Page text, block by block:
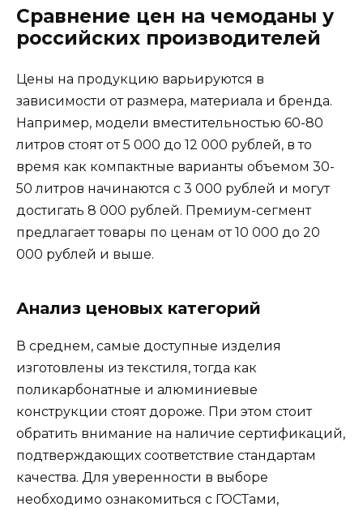
Сравнение цен на чемоданы у
российских производителей
Цены на продукцию варьируются в
зависимости от размера, материала и бренда.
Например, модели вместительностью 60-80
литров стоят от 5 000 до 12 000 рублей, в то
время как компактные варианты объемом 30-
50 литров начинаются с 3 000 рублей и могут
достигать 8 000 рублей. Премиум-сегмент
предлагает товары по ценам от 10 000 до 20
000 рублей и выше.
Анализ ценовых категорий
В среднем, самые доступные изделия
изготовлены из текстиля, тогда как
поликарбонатные и алюминиевые
конструкции стоят дороже. При этом стоит
обратить внимание на наличие сертификаций,
подтверждающих соответствие стандартам
качества. Для уверенности в выборе
необходимо ознакомиться с ГОСТами,